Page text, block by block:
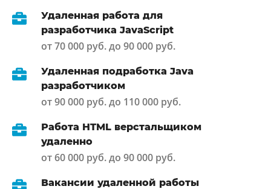
Удаленная работа для
разработчика JavaScript
от 70 000 руб. до 90 000 руб.
Удаленная подработка Java
разработчиком
от 90 000 руб. до 110 000 руб.
Работа HTML верстальщиком
удаленно
от 60 000 руб. до 90 000 руб.
Вакансии удаленной работы